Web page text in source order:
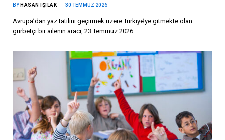
BY HASAN IŞILAK 30 TEMMUZ 2026
Avrupa’dan yaz tatilini geçirmek üzere Türkiye’ye gitmekte olan
gurbetçi bir ailenin aracı, 23 Temmuz 2026…